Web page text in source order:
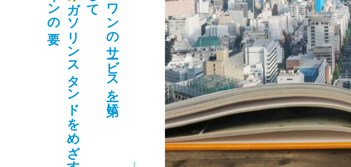
ガソリンスタンドをめざす